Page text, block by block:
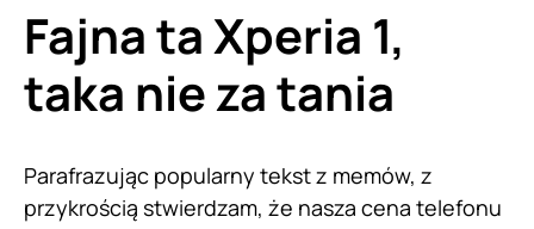
Fajna ta Xperia 1,
taka nie za tania
Parafrazując popularny tekst z memów, z
przykrością stwierdzam, że nasza cena telefonu